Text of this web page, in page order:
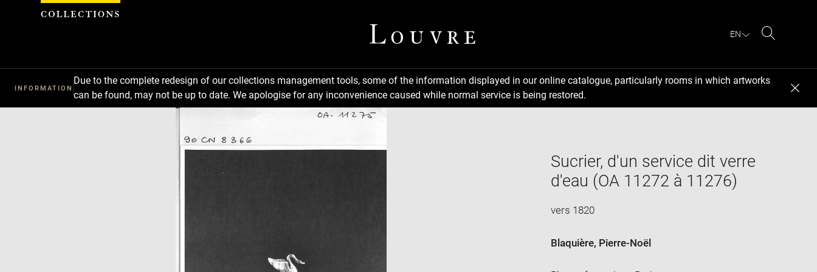
EN
INFORMATION
Due to the complete redesign of our collections management tools, some of the information displayed in our online catalogue, particularly rooms in which artworks
can be found, may not be up to date. We apologise for any inconvenience caused while normal service is being restored.
Sucrier, d'un service dit verre
d'eau (OA 11272 à 11276)
vers 1820
Blaquière, Pierre-Noël
Cookies management panel